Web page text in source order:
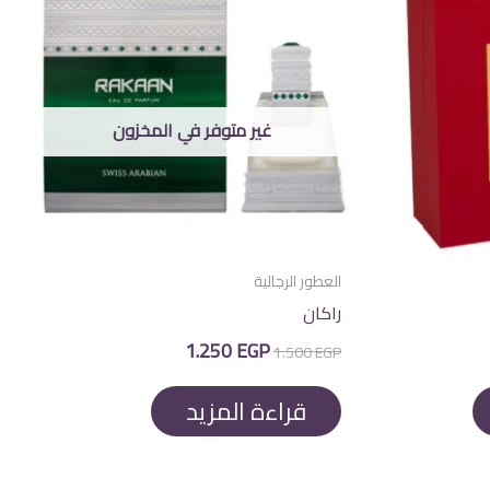
غير متوفر في المخزون
العطور الرجالية
راكان
1.500EGP السعر
الأصلي
هو:
1.500 EGP.
1.250EGP
هو:
1.250 EGP. قراءة المزيد